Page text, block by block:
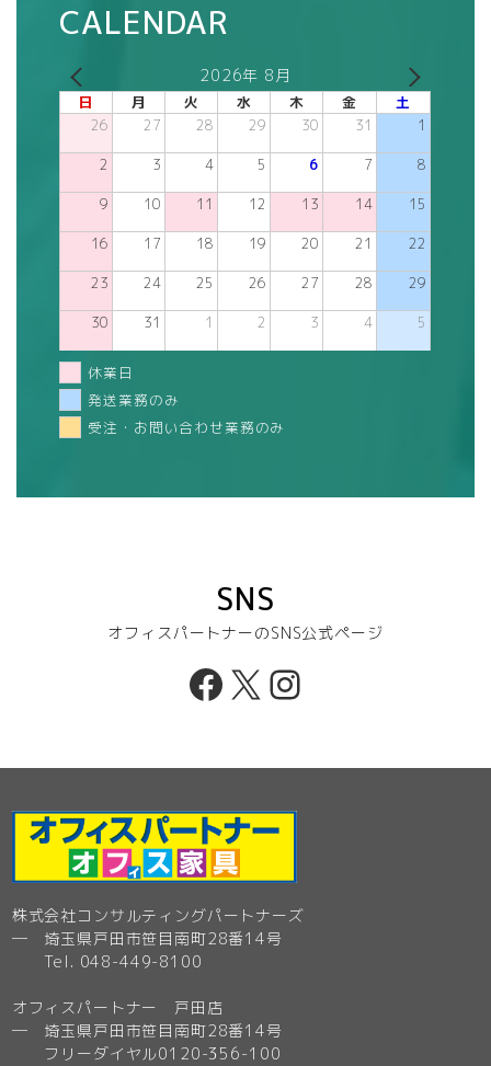
CALENDAR
2026年 8月
日 月 火 水 木 金 土
26 27 28 29 30 31 1
2 3 4 5 6 7 8
9 10 11 12 13 14 15
16 17 18 19 20 21 22
23 24 25 26 27 28 29
30 31 1 2 3 4 5
休業日
発送業務のみ
受注・お問い合わせ業務のみ
SNS
オフィスパートナーのSNS公式ページ
Facebook
X Instagram
株式会社コンサルティングパートナーズ
─ 埼玉県戸田市笹目南町28番14号
Tel. 048-449-8100
オフィスパートナー 戸田店
─ 埼玉県戸田市笹目南町28番14号
フリーダイヤル0120-356-100